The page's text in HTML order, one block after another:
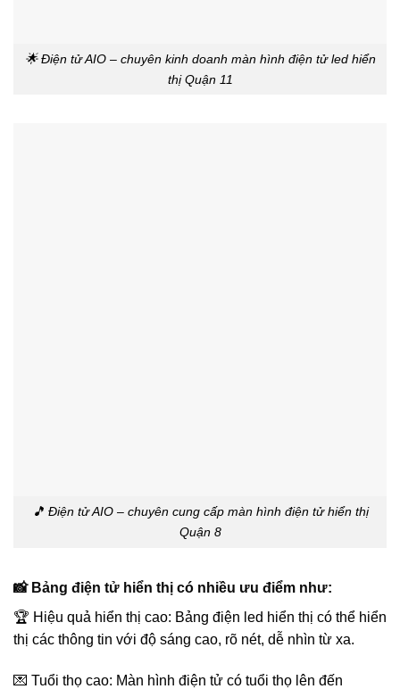
🌟 Điện tử AIO – chuyên kinh doanh màn hình điện tử led hiển
thị Quận 11
🎵 Điện tử AIO – chuyên cung cấp màn hình điện tử hiển thị
Quận 8
📸 Bảng điện tử hiển thị có nhiều ưu điểm như:
🏆 Hiệu quả hiển thị cao: Bảng điện led hiển thị có thể hiển
thị các thông tin với độ sáng cao, rõ nét, dễ nhìn từ xa.
💌 Tuổi thọ cao: Màn hình điện tử có tuổi thọ lên đến